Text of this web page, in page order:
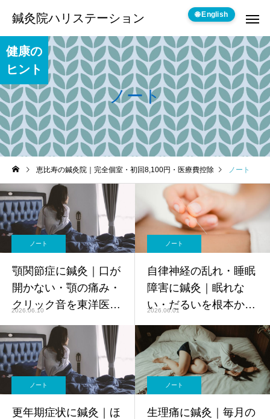
鍼灸院ハリステーション
ノート
健康の
ヒント
恵比寿の鍼灸院｜完全個室・初回8,100円・医療費控除 ノート
ノート
顎関節症に鍼灸｜口が
開かない・顎の痛み・
クリック音を東洋医学
2026.06.10
ノート
自律神経の乱れ・睡眠
障害に鍼灸｜眠れな
い・だるいを根本から
2026.06.01
ノート
更年期症状に鍼灸｜ほ
ノート
生理痛に鍼灸｜毎月の
🌐 English